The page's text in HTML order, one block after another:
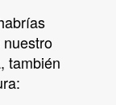
también